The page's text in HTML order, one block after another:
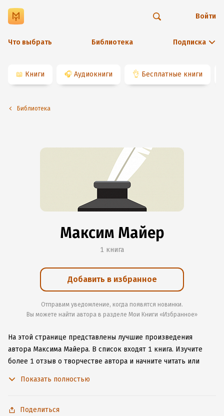
Что выбрать Библиотека Подписка
Войти
📖 Книги 🎧 Аудиокниги 👌 Бесплатные книги
Библиотека
Максим Майер
1 книга
Добавить в избранное
Отправим уведомление, когда появятся новинки.
Вы можете найти автора в разделе Мои Книги «Избранное»
На этой странице представлены лучшие произведения
автора Максима Майера. В список входят 1 книга. Изучите
более 1 отзыв о творчестве автора и начните читать или
без подключения к интернету.
Показать полностью
Поделиться